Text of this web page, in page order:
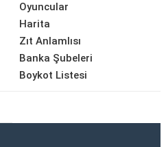
Oyuncular
Harita
Zıt Anlamlısı
Banka Şubeleri
Boykot Listesi